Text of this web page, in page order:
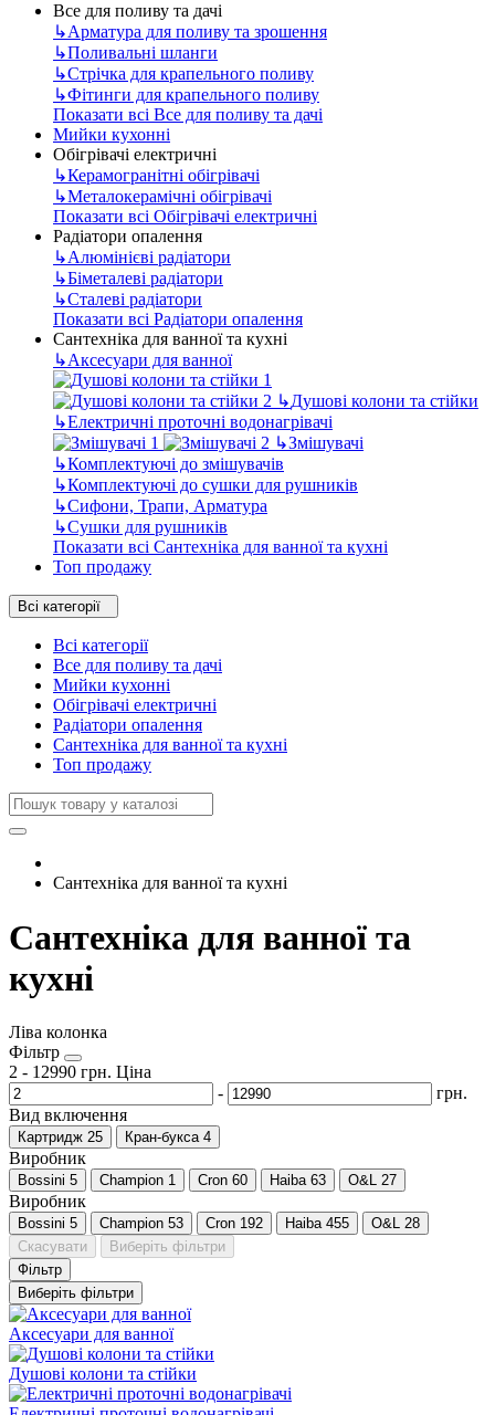
Все для поливу та дачі
↳Арматура для поливу та зрошення
↳Поливальні шланги
↳Стрічка для крапельного поливу
↳Фітинги для крапельного поливу
Показати всі Все для поливу та дачі
Мийки кухонні
Обігрівачі електричні
↳Керамогранітні обігрівачі
↳Металокерамічні обігрівачі
Показати всі Обігрівачі електричні
Радіатори опалення
↳Алюмінієві радіатори
↳Біметалеві радіатори
↳Сталеві радіатори
Показати всі Радіатори опалення
Сантехніка для ванної та кухні
↳Аксесуари для ванної
↳Душові колони та стійки
↳Електричні проточні водонагрівачі
↳Змішувачі
↳Комплектуючі до змішувачів
↳Комплектуючі до сушки для рушників
↳Сифони, Трапи, Арматура
↳Сушки для рушників
Показати всі Сантехніка для ванної та кухні
Топ продажу
Всі категорії
Всі категорії
Все для поливу та дачі
Мийки кухонні
Обігрівачі електричні
Радіатори опалення
Сантехніка для ванної та кухні
Топ продажу
Сантехніка для ванної та кухні
Сантехніка для ванної та
кухні
Ліва колонка
Фільтр
2 - 12990 грн. Ціна
-
грн.
Вид включення
Картридж 25 Кран-букса 4
Виробник
Bossini 5 Champion 1 Cron 60 Haiba 63 O&L 27
Виробник
Bossini 5 Champion 53 Cron 192 Haiba 455 O&L
28
Скасувати
Виберіть фільтри
Фільтр
Виберіть фільтри
Аксесуари для ванної
Душові колони та стійки